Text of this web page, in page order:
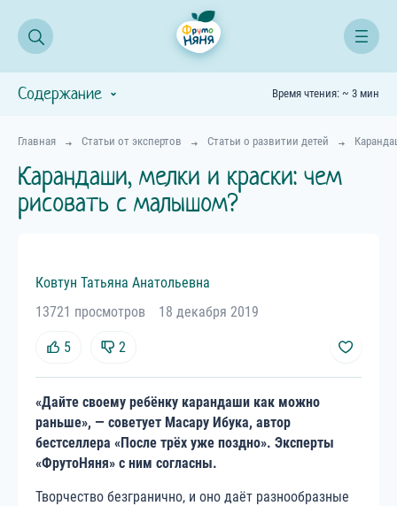
Главная Статьи от экспертов Статьи о развитии детей
Карандаши, мелки и краски: чем
рисовать с малышом?
Ковтун Татьяна Анатольевна
13721 просмотров
18 декабря 2019
5 2
«Дайте своему ребёнку карандаши как можно
раньше», — советует Масару Ибука, автор
бестселлера «После трёх уже поздно». Эксперты
«ФрутоНяня» с ним согласны.
Творчество безгранично, и оно даёт разнообразные
Содержание Время чтения: ~ 3 мин